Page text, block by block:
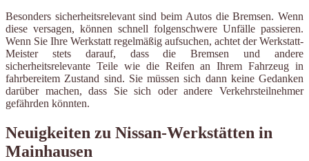
Besonders sicherheitsrelevant sind beim Autos die Bremsen. Wenn
diese versagen, können schnell folgenschwere Unfälle passieren.
Wenn Sie Ihre Werkstatt regelmäßig aufsuchen, achtet der Werkstatt-
Meister stets darauf, dass die Bremsen und andere
sicherheitsrelevante Teile wie die Reifen an Ihrem Fahrzeug in
fahrbereitem Zustand sind. Sie müssen sich dann keine Gedanken
darüber machen, dass Sie sich oder andere Verkehrsteilnehmer
gefährden könnten.
Neuigkeiten zu Nissan-Werkstätten in
Mainhausen